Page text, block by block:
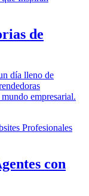
de
día lleno de
empresarial.
con